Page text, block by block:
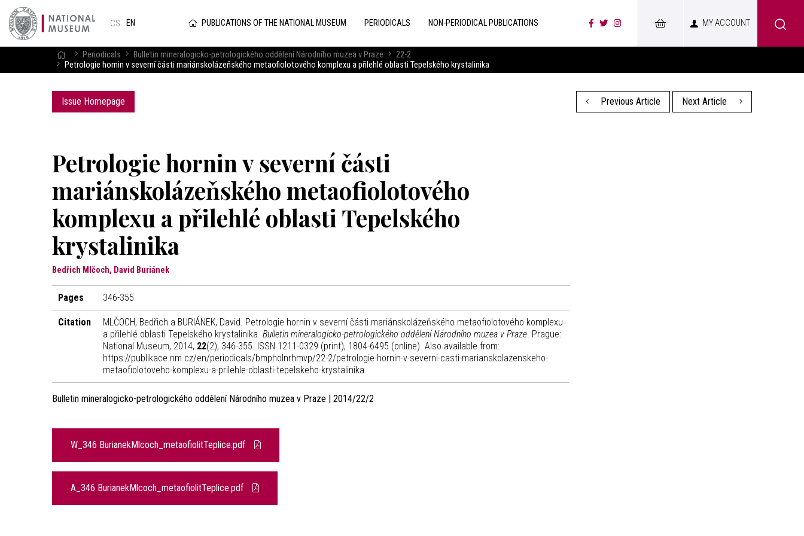
CS EN PUBLICATIONS OF THE NATIONAL MUSEUM PERIODICALS NON-PERIODICAL PUBLICATIONS MY ACCOUNT
Periodicals Bulletin mineralogicko-petrologického oddělení Národního muzea v Praze
22-2
Petrologie hornin v severní části mariánskolázeňského metaofiolotového komplexu a přilehlé oblasti Tepelského krystalinika
Issue Homepage Previous Article Next Article
Petrologie hornin v severní části
mariánskolázeňského metaofiolotového
komplexu a přilehlé oblasti Tepelského
krystalinika
Bedřich Mlčoch, David Buriánek
Pages 346-355
Citation
MLČOCH, Bedřich a BURIÁNEK, David. Petrologie hornin v severní části mariánskolázeňského metaofiolotového komplexu
a přilehlé oblasti Tepelského krystalinika. Bulletin mineralogicko-petrologického oddělení Národního muzea v Praze. Prague:
National Museum, 2014, 22(2), 346-355. ISSN 1211-0329 (print), 1804-6495 (online). Also available from:
https://publikace.nm.cz/en/periodicals/bmpholnrhmvp/22-2/petrologie-hornin-v-severni-casti-marianskolazenskeho-
metaofiolotoveho-komplexu-a-prilehle-oblasti-tepelskeho-krystalinika
Bulletin mineralogicko-petrologického oddělení Národního muzea v Praze | 2014/22/2
W_346 BurianekMlcoch_metaofiolitTeplice.pdf
A_346 BurianekMlcoch_metaofiolitTeplice.pdf